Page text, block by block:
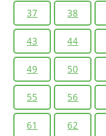
37 38
43 44
49 50
55 56
61 62